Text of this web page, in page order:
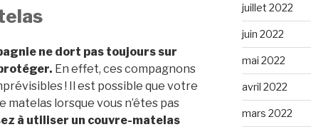
ne dort pas toujours sur
En effet, ces compagnons
! Il est possible que votre
lorsque vous n’êtes pas
à utiliser un couvre-matelas
juillet 2022
juin 2022
mai 2022
avril 2022
mars 2022